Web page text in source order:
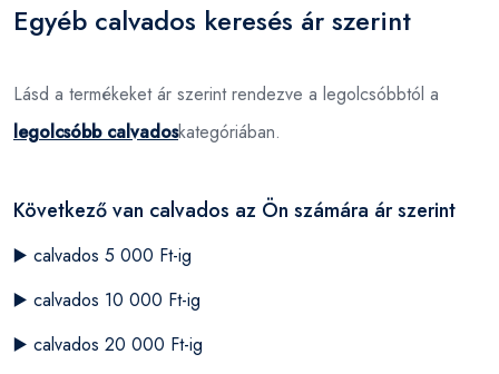
Egyéb calvados keresés ár szerint
Lásd a termékeket ár szerint rendezve a legolcsóbbtól a
legolcsóbb calvadoskategóriában.
Következő van calvados az Ön számára ár szerint
▶️ calvados 5 000 Ft-ig
▶️ calvados 10 000 Ft-ig
▶️ calvados 20 000 Ft-ig